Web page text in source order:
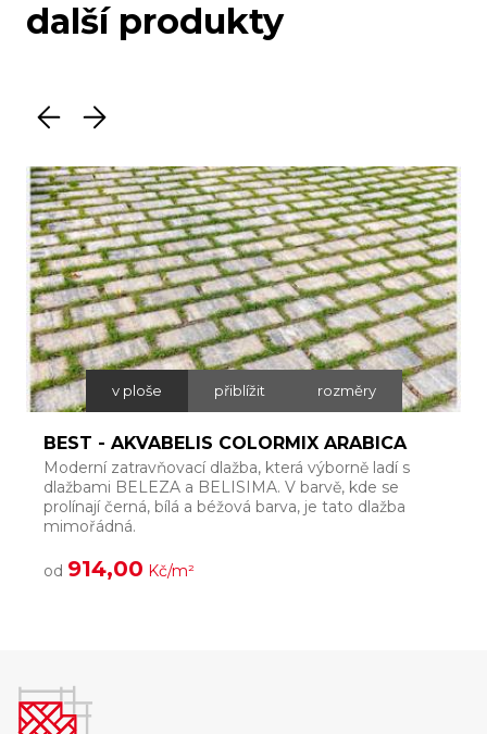
další produkty
v ploše přiblížit rozměry
BEST - AKVABELIS COLORMIX ARABICA
Moderní zatravňovací dlažba, která výborně ladí s
dlažbami BELEZA a BELISIMA. V barvě, kde se
prolínají černá, bílá a béžová barva, je tato dlažba
mimořádná.
od 914,00 Kč/m²